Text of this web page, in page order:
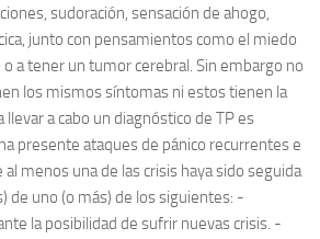
sudoración, sensación de ahogo,
junto con pensamientos como el miedo
a tener un tumor cerebral. Sin embargo no
los mismos síntomas ni estos tienen la
a cabo un diagnóstico de TP es
presente ataques de pánico recurrentes e
menos una de las crisis haya sido seguida
de uno (o más) de los siguientes: -
la posibilidad de sufrir nuevas crisis. -